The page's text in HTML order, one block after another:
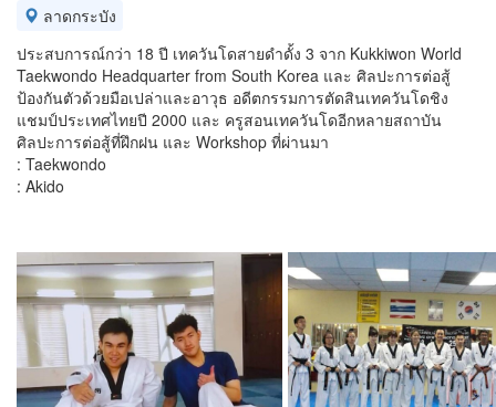
ลาดกระบัง
ประสบการณ์กว่า 18 ปี เทควันโดสายดำดั้ง 3 จาก Kukkiwon World
Taekwondo Headquarter from South Korea และ ศิลปะการต่อสู้
ป้องกันตัวด้วยมือเปล่าและอาวุธ อดีตกรรมการตัดสินเทควันโดชิง
แชมป์ประเทศไทยปี 2000 และ ครูสอนเทควันโดอีกหลายสถาบัน
ศิลปะการต่อสู้ที่ฝึกฝน และ Workshop ที่ผ่านมา
: Taekwondo
: Akido